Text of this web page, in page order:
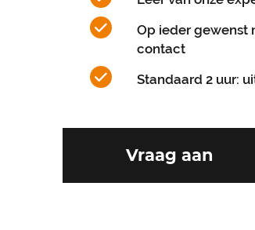
Op ieder gewenst
contact
Standaard 2 uur:
Vraag aan